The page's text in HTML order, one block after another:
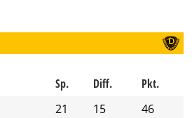
Sp. Diff.
Pkt.
21 15
46